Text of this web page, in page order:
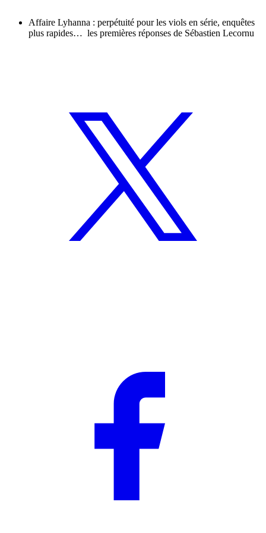
Affaire Lyhanna : perpétuité pour les viols en série, enquêtes
plus rapides… les premières réponses de Sébastien Lecornu